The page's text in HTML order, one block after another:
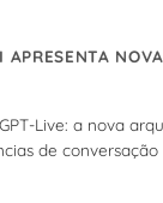
APRESENTA
Live: a nova
de conversação